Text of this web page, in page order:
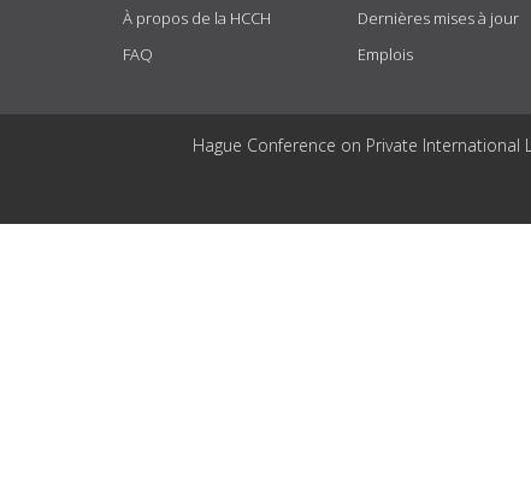
À propos de la HCCH
FAQ
Dernières mises à jour
Emplois
Hague Conference on Private